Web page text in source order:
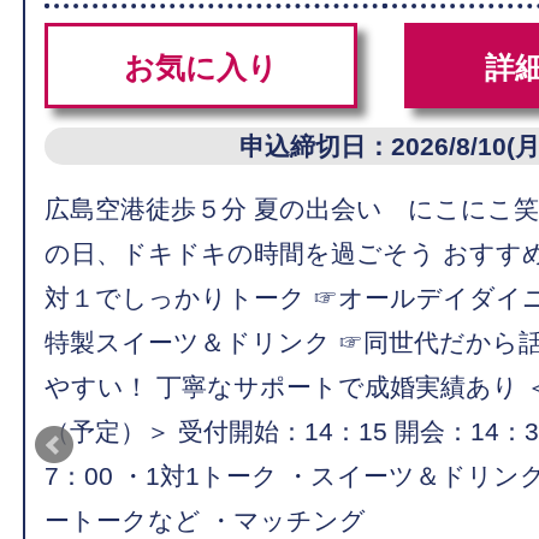
お気に入り 詳
申込締切日：2026/8/10(
広島空港徒歩５分 夏の出会い にこにこ
の日、ドキドキの時間を過ごそう おす
対１でしっかりトーク ☞オールデイダイ
特製スイーツ＆ドリンク ☞同世代だから
やすい！ 丁寧なサポートで成婚実績あり
（予定）＞ 受付開始：14：15 開会：14：
7：00 ・1対1トーク ・スイーツ＆ドリン
ートークなど ・マッチング